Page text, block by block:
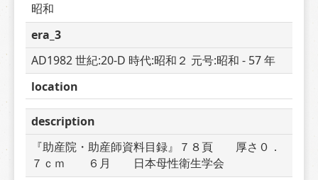
昭和
era_3
AD1982 世紀:20-D 時代:昭和２ 元号:昭和 - 57 年
location
description
『助産院・助産師資料目録』７８頁　　厚さ０．
７ｃｍ　　６月　　日本母性衛生学会